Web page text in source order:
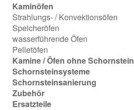
Kaminöfen
Strahlungs- / Konvektionsöfen
Speicheröfen
wasserführende Öfen
Pelletöfen
Kamine / Öfen ohne Schornstein
Schornsteinsysteme
Schornsteinsanierung
Zubehör
Ersatzteile